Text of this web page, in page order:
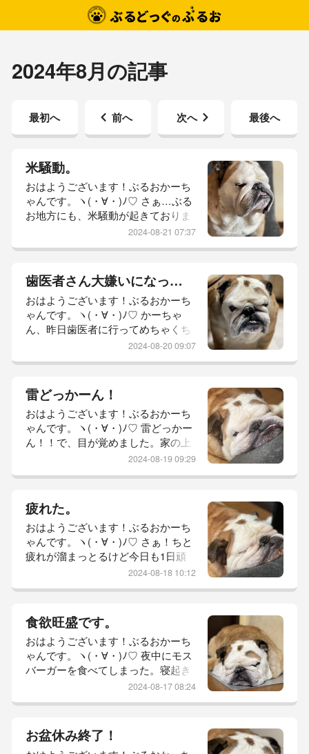
2024年8月の記事
最初へ 前へ 次へ 最後へ
米騒動。
おはようございます！ぶるおかーち
ゃんです。ヽ(・∀・)ﾉ♡ さぁ…ぶる
お地方にも、米騒動が起きておりま
す。どこ行ってもない。チラホラ
のんびりしとりまして。へぇーそー
なんやーくらいに思ってたんです
が…ぶるお家も、いよいよ米びつの
底が見えて参りました。すごいね！
大きなスーパーにもない。小さなス
ーパーにもない。ドラッグストアに
もない。ま、...
2024-08-21 07:37
歯医者さん大嫌いになった。
おはようございます！ぶるおかーち
ゃんです。ヽ(・∀・)ﾉ♡ かーちゃ
ん、昨日歯医者に行ってめちゃくち
ゃ元気ありません。下の唇、アンコ
しっかり雨が降ったなぁって感じ。
一気に涼しくなりました。早朝か
ら、メダカさんの水の排出。ついで
に選別も。一気に水温が下がってし
まいダルマメダカとして産まれてき
た子たちは、転覆する子も。そちら
も、薬浴して...
2024-08-20 09:07
雷どっかーん！
おはようございます！ぶるおかーち
ゃんです。ヽ(・∀・)ﾉ♡ 雷どっかー
ん！！で、目が覚めました。家の上
で鳴ったような音したけどとーちゃ
れてw）トイレに行ったんやけど…
朝焼けの気持ち悪かったこと。かー
ちゃんの中で朝焼けとはお天気下り
坂！の、イメージなんです。秋に一
歩近付いたかなって思えるしね。そ
れにしては暑いけど。笑夏が大好き
なかーちゃ...
2024-08-19 09:29
疲れた。
おはようございます！ぶるおかーち
ゃんです。ヽ(・∀・)ﾉ♡ さぁ！ちと
疲れが溜まっとるけど今日も1日頑
張ろう！！昨日は、かーちゃんゴロ
した。熊野大花火大会。和歌山、奈
良、三重の県境ルートを使い行きは
スイスイ。帰りはツライ。普通に行
けばすんなり帰れたのにUターンせ
ぇ！あっちの道や！こっちの道や！
と、とーちゃんに振り回されてめち
ゃくちゃ...
2024-08-18 10:12
食欲旺盛です。
おはようございます！ぶるおかーち
ゃんです。ヽ(・∀・)ﾉ♡ 夜中にモス
バーガーを食べてしまった。寝起き
の顔が浮腫みすぎて笑える。かーち
くんの部屋へ。あー♡涼し♡2回目
の洗濯終えてメダカさんたちを観察
2024-08-17 08:24
お盆休み終了！